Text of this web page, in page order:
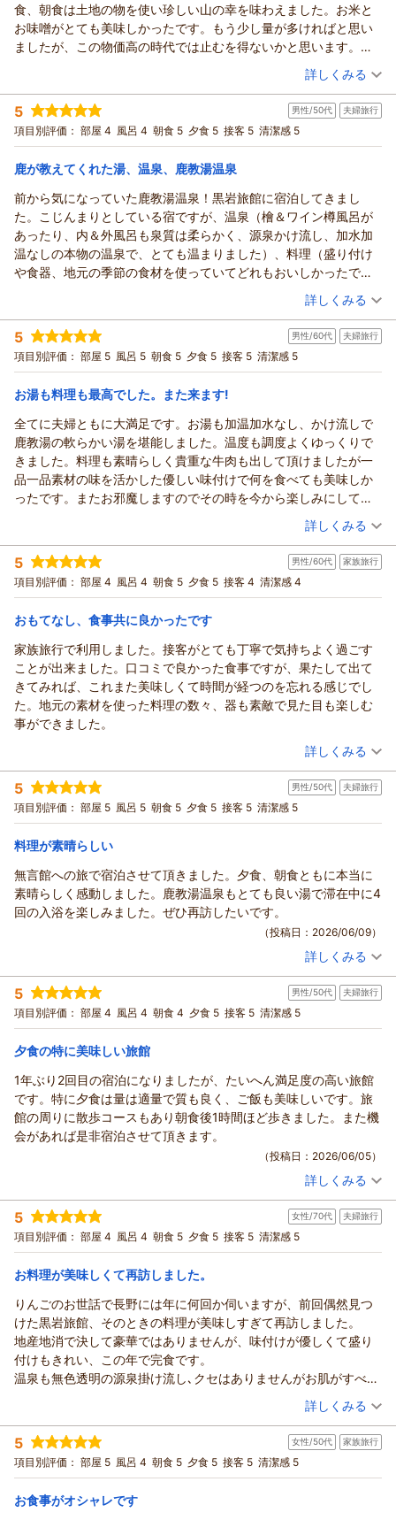
食、朝食は土地の物を使い珍しい山の幸を味わえました。お米と
お味噌がとても美味しかったです。もう少し量が多ければと思い
ましたが、この物価高の時代では止むを得ないかと思います。お
風呂と地の料理と静かな環境だけを求める方にはおすすめです。
（投稿日：2026/07/06）
宿泊時期： 2026年06月宿泊 (家族旅行)
投稿者： チャーミーさん
宿泊プラン： 【くつろぎの基本プラン】とろける信州牛と里山の恵みを堪能
＜じゃらん限定＞
和室 朝・夕
宿泊価格帯： 20,001～21,000円(大人一人あたり/税込)
鹿教湯温泉 くつろぎの宿 黒岩旅館からの返信
チャーミー様
この度はご利用いただき、誠にありがとうございました。
また心温まるご感想をありがとうございます。
ゆっくりお過ごしいただけたご様子を伺い、大変嬉しく思いま
お料理の量につきましても、貴重なご意見をありがとうござい
ます。
当館では物価高によるお料理の量や内容の変更は行っておら
ず、厳選した食材を活かしたお料理をご提供しております。い
ただいたご意見は今後の参考とさせていただきます。
い。
ありがとうございました。
（返信日：2026/07/23）
詳しくみる
5 男性/50代 夫婦旅行
項目別評価： 部屋 4 風呂 4 朝食 5 夕食 5 接客 5 清潔感 5
鹿が教えてくれた湯、温泉、鹿教湯温泉
前から気になっていた鹿教湯温泉！黒岩旅館に宿泊してきまし
た。こじんまりとしている宿ですが、温泉（檜＆ワイン樽風呂が
あったり、内＆外風呂も泉質は柔らかく、源泉かけ流し、加水加
温なしの本物の温泉で、とても温まりました）、料理（盛り付け
や食器、地元の季節の食材を使っていてどれもおいしかったで
す！）、接客（スタッフ皆さんが感じ良かったです）、清潔感
（部屋や温泉含め館内きちんと掃除している感じです）、全てが
良かったです。 鹿教湯温泉は国民保養温泉地であり、湯治の文
化もあるのか、静かにゆっくりしたい人にオススメです。
（投稿日：2026/07/05）
宿泊時期： 2026年07月宿泊 (夫婦旅行)
投稿者： kitaさん(男性/50代)
宿泊プラン： 【くつろぎの基本プラン】とろける長野県産牛と里山の恵みを
堪能＜じゃらん限定＞
和室 朝・夕
宿泊価格帯： 22,001～23,000円(大人一人あたり/税込)
鹿教湯温泉 くつろぎの宿 黒岩旅館からの返信
kita様
この度は、ご利用いただき誠にありがとうございました。
そして、とても励みになる口コミをいただきありがとうござい
ます。
温泉と食で、ほっとできる、また帰って来たくなるような宿で
ありたいなと思っております。
また是非季節を変えてお越しください。
心よりお待ちしております。
（返信日：2026/07/23）
詳しくみる
5 男性/60代 夫婦旅行
項目別評価： 部屋 5 風呂 5 朝食 5 夕食 5 接客 5 清潔感 5
お湯も料理も最高でした。また来ます!
全てに夫婦ともに大満足です。お湯も加温加水なし、かけ流しで
鹿教湯の軟らかい湯を堪能しました。温度も調度よくゆっくりで
きました。料理も素晴らしく貴重な牛肉も出して頂けましたが一
品一品素材の味を活かした優しい味付けで何を食べても美味しか
ったです。またお邪魔しますのでその時を今から楽しみにしてい
（投稿日：2026/07/04）
宿泊時期： 2026年07月宿泊 (夫婦旅行)
投稿者： nakさん(男性/60代)
宿泊プラン： 【じゃらんスペシャルウィーク】 【くつろぎの基本プラン】
とろける信州牛と里山の恵みを堪能
和室 朝・夕
宿泊価格帯： 17,001～18,000円(大人一人あたり/税込)
鹿教湯温泉 くつろぎの宿 黒岩旅館からの返信
ｎａｋ様
この度は、ご利用いただき誠にありがとうございました。
鹿教湯のお湯や、お料理にご満足いただけたこと、そして「ま
た来ます！」とのお言葉を頂戴し、とても嬉しく感謝しており
これからも心地よくお過ごしいただける宿でいられるよう努め
てまいります。
また是非季節を変えてお越しください。
心よりお待ちしております。
詳しくみる
5 男性/60代 家族旅行
項目別評価： 部屋 4 風呂 4 朝食 5 夕食 5 接客 4 清潔感 4
おもてなし、食事共に良かったです
家族旅行で利用しました。接客がとても丁寧で気持ちよく過ごす
ことが出来ました。口コミで良かった食事ですが、果たして出て
きてみれば、これまた美味しくて時間が経つのを忘れる感じでし
た。地元の素材を使った料理の数々、器も素敵で見た目も楽しむ
事ができました。
（投稿日：2026/06/16）
宿泊時期： 2026年06月宿泊 (家族旅行)
投稿者： じゃあらんさん
宿泊プラン： 【くつろぎの基本プラン】とろける長野県産牛と里山の恵みを
堪能＜じゃらん限定＞
和室 朝・夕
宿泊価格帯： 22,001～23,000円(大人一人あたり/税込)
鹿教湯温泉 くつろぎの宿 黒岩旅館からの返信
じゃあらん様
この度は、ご利用いただき誠にありがとうございました。
おもてなしやお食事、器も気に入っていただけて、とても嬉し
ご家族で、時間が経つのを忘れるほど楽しんでいただけたこ
と、そしてお食事の際にも「感激しました。」とおっしゃって
いただけたことがとても印象に残っており、感謝しておりま
す。
またぜひ季節を変えてお越しください。
（返信日：2026/07/15）
詳しくみる
5 男性/50代 夫婦旅行
項目別評価： 部屋 5 風呂 5 朝食 5 夕食 5 接客 5 清潔感 5
料理が素晴らしい
無言館への旅で宿泊させて頂きました。夕食、朝食ともに本当に
素晴らしく感動しました。鹿教湯温泉もとても良い湯で滞在中に4
回の入浴を楽しみました。ぜひ再訪したいです。
（投稿日：2026/06/09）
投稿者： アジキスさん(男性/50代)
宿泊プラン： 【じゃらんのお得な10日間】【くつろぎの基本プラン】とろけ
る信州牛と里山の恵みを堪能
和室 朝・夕
宿泊価格帯： 20,001～21,000円(大人一人あたり/税込)
アジキス様
この度は、ご利用いただき、誠にありがとうございます。
夕食・朝食ともにご満足いただけたようでホッとしておりま
す。
温泉もゆっくりお楽しみいただけ何よりです。
また、食材やお味噌にもご興味をお持ちいただいていたとのこ
と、印象に残っております。
地元のお味噌屋さんにもお立ち寄りいただけておりましたら幸
いです。
またのお越しを心よりお待ちしております。
ありがとうございました。
（返信日：2026/06/10）
詳しくみる
5 男性/50代 夫婦旅行
項目別評価： 部屋 4 風呂 4 朝食 4 夕食 5 接客 5 清潔感 5
夕食の特に美味しい旅館
1年ぶり2回目の宿泊になりましたが、たいへん満足度の高い旅館
です。特に夕食は量は適量で質も良く、ご飯も美味しいです。旅
館の周りに散歩コースもあり朝食後1時間ほど歩きました。また機
会があれば是非宿泊させて頂きます。
（投稿日：2026/06/05）
投稿者： なっくんゴーさん(男性/50代)
宿泊プラン： 【じゃらんスペシャルウィーク】 【くつろぎの基本プラン】
とろける信州牛と里山の恵みを堪能
和室 朝・夕
宿泊価格帯： 19,001～20,000円(大人一人あたり/税込)
なっくんゴー様
この度は、ご利用いただき、誠にありがとうございます。
１年ぶりに再びお越しいただき、大変うれしく思います。
特に地元の美味しい食材にこだわってお料理をご用意しており
ますので、喜んでいただけたようで何よりです。
季節ごとに表情を変える鹿教湯の散策も、とても気持ちが良
く、おすすめです。
ぜひまた機会がございましたら、信州の味を楽しみにお越しく
ださい。
ありがとうございました。
詳しくみる
5 女性/70代 夫婦旅行
項目別評価： 部屋 4 風呂 4 朝食 5 夕食 5 接客 5 清潔感 5
お料理が美味しくて再訪しました。
りんごのお世話で長野には年に何回か伺いますが、前回偶然見つ
けた黒岩旅館、そのときの料理が美味しすぎて再訪しました。
地産地消で決して豪華ではありませんが、味付けが優しくて盛り
付けもきれい、この年で完食です。
温泉も無色透明の源泉掛け流し､クセはありませんがお肌がすべす
帰りに教えて頂いた農産物直売所でも沢山新鮮な野菜類を購入で
きました。
りんご畑には少し遠いのですが、またうかがいます。
ありがとうございました。
（投稿日：2026/06/02）
宿泊時期： 2026年05月宿泊 (夫婦旅行)
投稿者： ペコちゃんさん
宿泊プラン： 【じゃらんスペシャルウィーク】 【くつろぎの基本プラン】
とろける信州牛と里山の恵みを堪能
和室 朝・夕
宿泊価格帯： 17,001～18,000円(大人一人あたり/税込)
詳しくみる
5 女性/50代 家族旅行
項目別評価： 部屋 5 風呂 4 朝食 5 夕食 5 接客 5 清潔感 5
お食事がオシャレです